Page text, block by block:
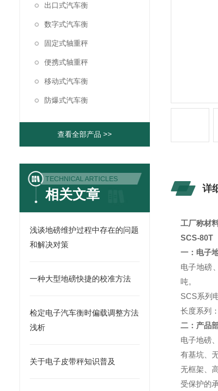
出口式汽车衡
数字式汽车衡
固定式轴重秤
便携式轴重秤
移动式汽车衡
防爆式汽车衡
查看全部产品 >>
TECHNICAL ARTICLES
相关文章
浅谈地磅维护过程中存在的问题
和解决对策
一种大型地磅快捷的校准方法
检定电子汽车衡时偏载调整方法
浅析
关于电子皮带秤知识普及
详
工厂称材
SCS-80T
一：电子
电子地磅
吨。
SCS系列
长度系列
二：产品
电子地磅
有基坑、
无框架、
受保护的